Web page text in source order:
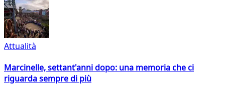
Attualità
Marcinelle, settant'anni dopo: una memoria che ci
riguarda sempre di più